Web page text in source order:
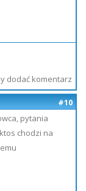
dodać komentarz
#10
pytania
chodzi na